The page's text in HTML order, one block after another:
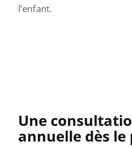
l’enfant.
Une
annuelle dès le